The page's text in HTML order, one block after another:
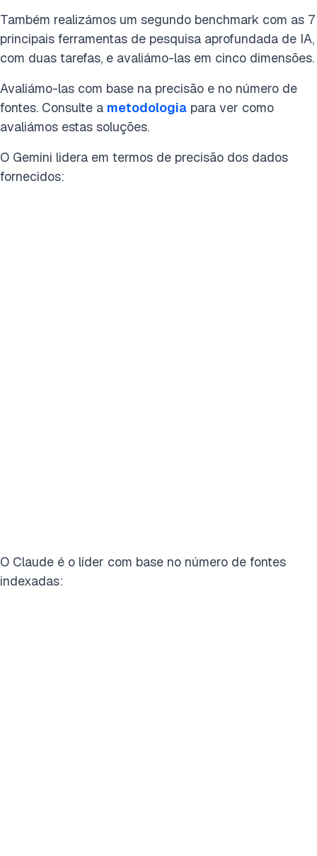
Também realizámos um segundo benchmark com as 7
principais ferramentas de pesquisa aprofundada de IA,
com duas tarefas, e avaliámo-las em cinco dimensões.
Avaliámo-las com base na precisão e no número de
fontes. Consulte a metodologia para ver como
avaliámos estas soluções.
O Gemini lidera em termos de precisão dos dados
fornecidos:
O Claude é o líder com base no número de fontes
indexadas: